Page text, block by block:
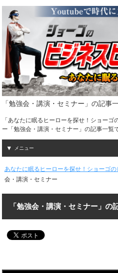
「勉強会・講演・セミナー」の記事
「あなたに眠るヒーローを探せ！ショー
ー「勉強会・講演・セミナー」の記事一覧
メニュー
あなたに眠るヒーローを探せ！ショーゴ
会・講演・セミナー
「勉強会・講演・セミナー」の